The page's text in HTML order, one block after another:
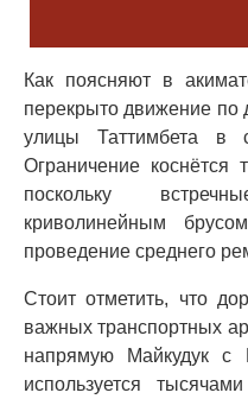
Как поясняют в
перекрыто движение по
улицы Таттимбета в
Ограничение коснётся
поскольку
криволинейным
проведение среднего
Стоит отметить, что
важных транспортных
напрямую Майкудук с
используется